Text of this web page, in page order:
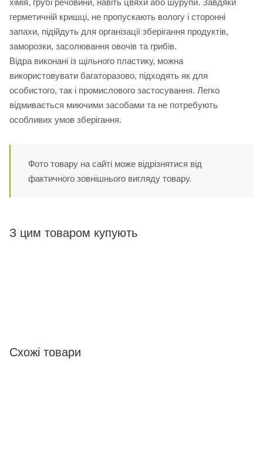
хімія, грубі речовини, навіть цвяхи або шурупи. Завдяки
герметичній кришці, не пропускають вологу і сторонні
запахи, підійдуть для організації зберігання продуктів,
заморозки, засолювання овочів та грибів.
Відра виконані із щільного пластику, можна
використовувати багаторазово, підходять як для
особистого, так і промислового застосування. Легко
відмивається миючими засобами та не потребують
особливих умов зберігання.
Фото товару на сайті може відрізнятися від
фактичного зовнішнього вигляду товару.
З цим товаром купують
Схожі товари